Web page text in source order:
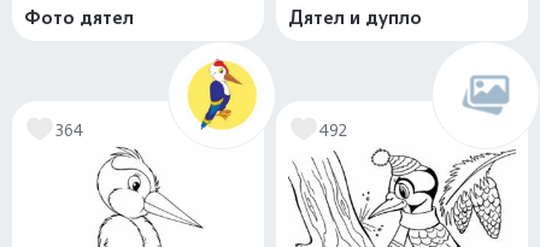
Фото дятел Дятел и дупло
364 492